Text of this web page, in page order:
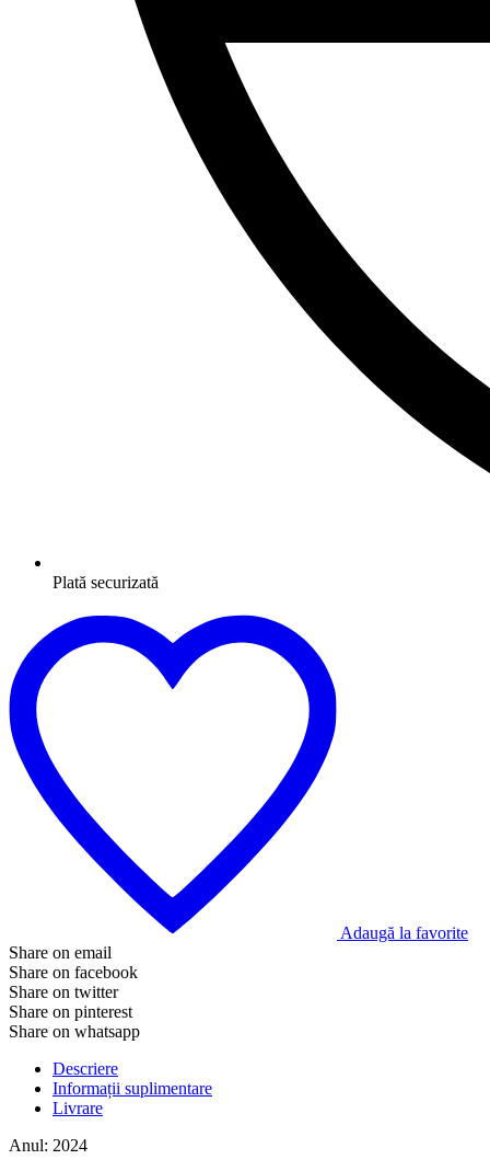
Plată securizată
Adaugă la favorite
Share on email
Share on facebook
Share on twitter
Share on pinterest
Share on whatsapp
Descriere
Informații suplimentare
Livrare
Anul: 2024